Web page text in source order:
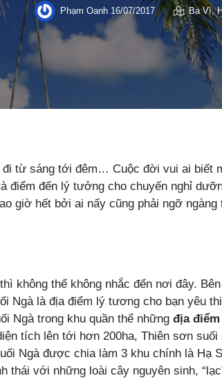
Phạm Oanh16/07/2017 Ba Vì,
từ sáng tới đêm… Cuộc đời vui ai biết
điểm đến lý tưởng cho chuyến nghỉ
giờ hết bởi ai nấy cũng phải ngỡ
không thể không nhắc đến nơi đây.
Ngà là địa điểm lý tương cho bạn yêu
Ngà trong khu quần thể những địa
tích lên tới hơn 200ha, Thiên sơn suối
Ngà được chia làm 3 khu chính là Hạ
thái với những loài cây nguyên sinh,